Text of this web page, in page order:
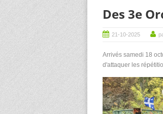
Des 3e
21-10-2025
Arrivés samedi 18
d'attaquer les